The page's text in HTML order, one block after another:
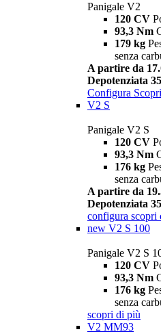
Panigale V2
120 CV
93,3 Nm
179 kg
senza
A partire da
Depotenziata
Configura
V2 S
Panigale V2 S
120 CV
93,3 Nm
176 kg
senza
A partire da
Depotenziata
configura scopri
new V2 S 100
Panigale V2 S
120 CV
93,3 Nm
176 kg
senza
scopri di più
V2 MM93